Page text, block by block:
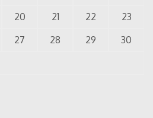
20 21 22
23
27 28 29
30